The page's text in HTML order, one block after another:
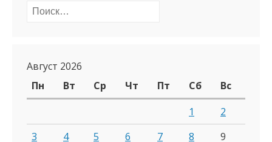
Найти:
Август 2026
Пн
Вт Ср Чт Пт Сб
Вс
1
2
3
4 5 6 7 8 9